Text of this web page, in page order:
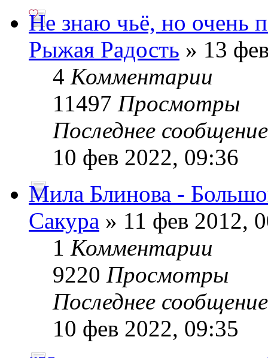
Не знаю чьё, но очень
Рыжая Радость » 13
4 Комментарии
11497 Просмотры
Последнее
10 фев 2022, 09:36
Мила Блинова -
Сакура » 11 фев 2012,
1 Комментарии
9220 Просмотры
Последнее
10 фев 2022, 09:35